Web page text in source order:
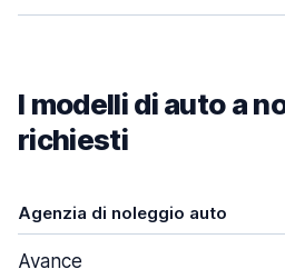
I modelli di auto a
richiesti
Agenzia di noleggio auto
Avance